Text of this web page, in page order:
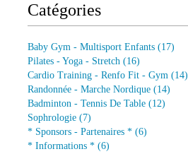
Catégories
Baby Gym - Multisport Enfants (17)
Pilates - Yoga - Stretch (16)
Cardio Training - Renfo Fit - Gym (14)
Randonnée - Marche Nordique (14)
Badminton - Tennis De Table (12)
Sophrologie (7)
* Sponsors - Partenaires * (6)
* Informations * (6)